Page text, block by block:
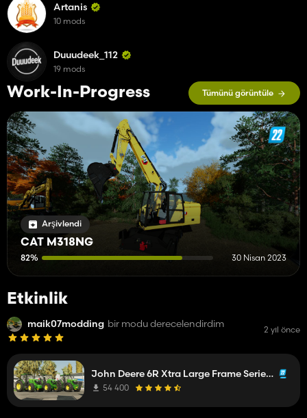
Work-In-Progress Tümünü görüntüle
Arşivlendi
CAT M318NG
82% 30 Nisan 2023
Etkinlik
maik07modding bir modu derecelendirdim 2 yıl önce
John Deere 6R Xtra Large Frame Series 2017 EU/US
54 400
Artanis
10 mods
Duuudeek_112
19 mods